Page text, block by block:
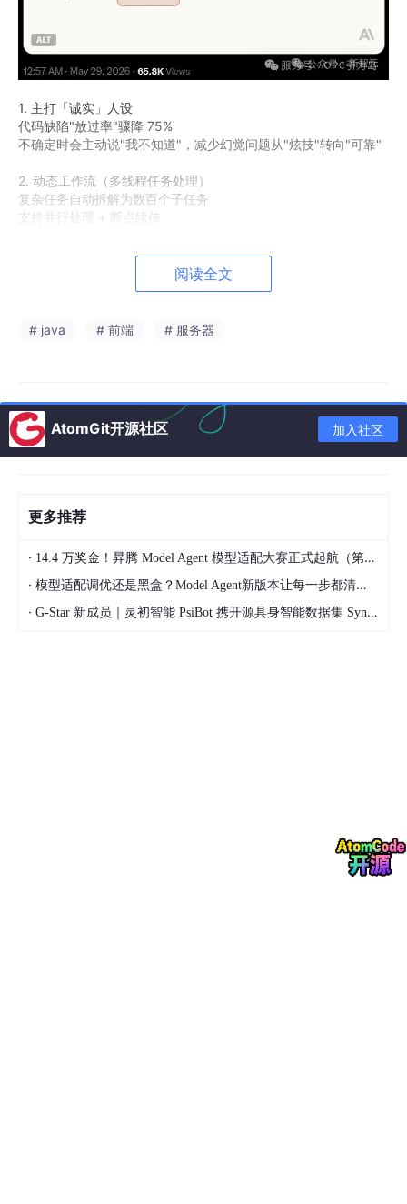
1. 主打「诚实」人设
代码缺陷"放过率"骤降 75%
不确定时会主动说"我不知道"，减少幻觉问题从"炫技"转向"可靠"
2. 动态工作流（多线程任务处理）
复杂任务自动拆解为数百个子任务
支持并行处理 + 断点续传
新增"努力程度"滑块，按需调用算力
简单问题省资源，复杂问题全开
阅读全文
# java # 前端 # 服务器
AtomGit开源社区 加入社区
更多推荐
· 14.4 万奖金！昇腾 Model Agent 模型适配大赛正式起航（第二季）
· 模型适配调优还是黑盒？Model Agent新版本让每一步都清晰可见
· G-Star 新成员｜灵初智能 PsiBot 携开源具身智能数据集 SynData 入驻 AtomGit